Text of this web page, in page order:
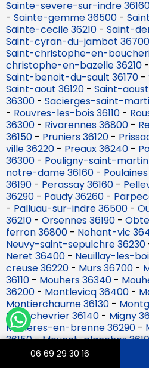
06 69 29 30 16
Sainte-severe-sur-indre
- Sainte-gemme 36500 -
Sainte-cecile 36210 - Saint-
Saint-cyran-du-jambot 36700
Saint-christophe-en-
christophe-en-bazelle 36210 -
Saint-benoit-du-sault 36170 -
Saint-aout 36120 - Saint-
36300 - Sacierges-saint-
- Rouvres-les-bois 36110 -
36300 - Rivarennes 36800 -
36150 - Pruniers 36120 -
ville 36220 - Preaux 36240 -
36300 - Pouligny-saint-martin
notre-dame 36160 -
36190 - Perassay 36160 -
36290 - Paudy 36260 -
- Palluau-sur-indre 36500 -
36210 - Orsennes 36190 -
ferron 36800 - Nohant-vic
Neuvy-saint-sepulchre 36230
Neret 36400 - Neuillay-les-
creuse 36220 - Murs 36700 -
36110 - Mouhers 36340 -
36200 - Montlevicq 36400 -
Montierchaume 36130 -
Montchevrier 36140 - Migny
Mezieres-en-brenne 36290 -
36150-Meunet-planches
36230-Merigny 36220